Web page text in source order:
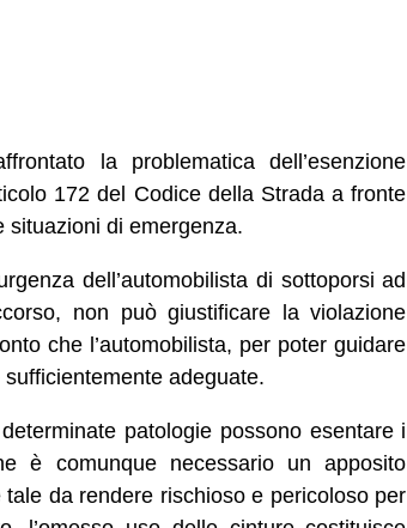
la problematica dell’esenzione
172 del Codice della Strada a fronte
situazioni di emergenza.
dell’automobilista di sottoporsi ad
non può giustificare la violazione
che l’automobilista, per poter guidare
adeguate.
patologie possono esentare i
è comunque necessario un apposito
da rendere rischioso e pericoloso per